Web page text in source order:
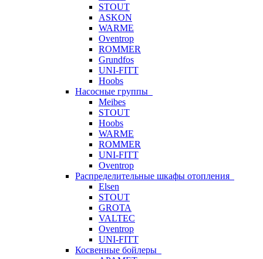
STOUT
ASKON
WARME
Oventrop
ROMMER
Grundfos
UNI-FITT
Hoobs
Насосные группы
Meibes
STOUT
Hoobs
WARME
ROMMER
UNI-FITT
Oventrop
Распределительные шкафы отопления
Elsen
STOUT
GROTA
VALTEC
Oventrop
UNI-FITT
Косвенные бойлеры